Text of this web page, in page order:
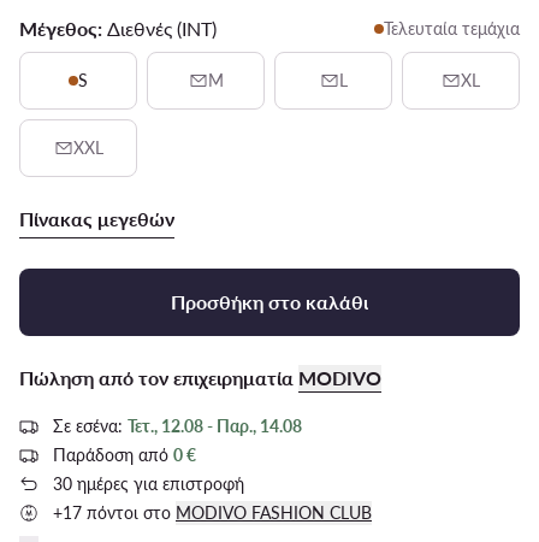
Μέγεθος: Διεθνές (INT) Τελευταία τεμάχια
S M L XL
XXL
Πίνακας μεγεθών
Προσθήκη στο καλάθι
Πώληση από τον επιχειρηματία MODIVO
Σε εσένα: Τετ., 12.08 - Παρ., 14.08
Παράδοση από 0 €
30 ημέρες για επιστροφή
+17 πόντοι στο MODIVO FASHION CLUB